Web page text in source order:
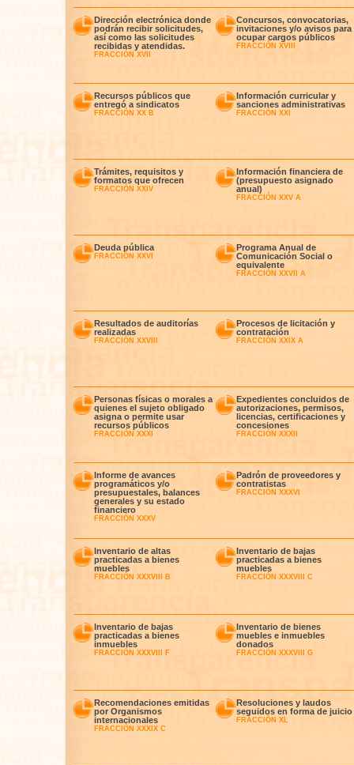
Dirección electrónica donde
podrán recibir solicitudes,
así como las solicitudes
recibidas y atendidas.
FRACCIÓN XVII
Concursos, convocatorias,
invitaciones y/o avisos para
ocupar cargos públicos
FRACCIÓN XVIII
Recursos públicos que
entregó a sindicatos
FRACCIÓN XX B
Información curricular y
sanciones administrativas
FRACCIÓN XXI
Trámites, requisitos y
formatos que ofrecen
FRACCIÓN XXIV
Información financiera de
(presupuesto asignado
anual)
FRACCIÓN XXV A
Deuda pública
FRACCIÓN XXVI
Programa Anual de
Comunicación Social o
equivalente
FRACCIÓN XXVII A
Resultados de auditorías
realizadas
FRACCIÓN XXVIII
Procesos de licitación y
contratación
FRACCIÓN XXIX A
Personas físicas o morales a
quienes el sujeto obligado
asigna o permite usar
recursos públicos
FRACCIÓN XXXI
Expedientes concluidos de
autorizaciones, permisos,
licencias, certificaciones y
concesiones
FRACCIÓN XXXII
Informe de avances
programáticos y/o
presupuestales, balances
generales y su estado
financiero
FRACCIÓN XXXV
Padrón de proveedores y
contratistas
FRACCIÓN XXXVI
Inventario de altas
practicadas a bienes
muebles
FRACCIÓN XXXVIII B
Inventario de bajas
practicadas a bienes
muebles
FRACCIÓN XXXVIII C
Inventario de bajas
practicadas a bienes
inmuebles
FRACCIÓN XXXVIII F
Inventario de bienes
muebles e inmuebles
donados
FRACCIÓN XXXVIII G
Recomendaciones emitidas
por Organismos
internacionales
FRACCIÓN XXXIX C
Resoluciones y laudos
seguidos en forma de juicio
FRACCIÓN XL